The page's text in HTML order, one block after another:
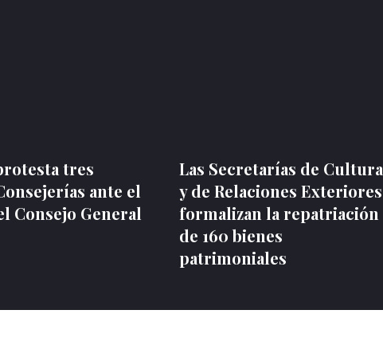
tres
ante el
Consejo General
Las Secretarías de Cultura
y de Relaciones Exteriores
formalizan la repatriación
de 160 bienes
patrimoniales